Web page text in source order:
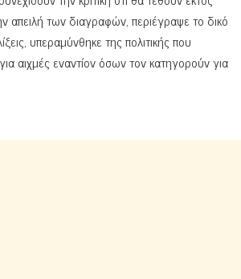
των διαγραφών, περιέγραψε το δικό
υπεραμύνθηκε της πολιτικής που
αιχμές εναντίον όσων τον κατηγορούν για